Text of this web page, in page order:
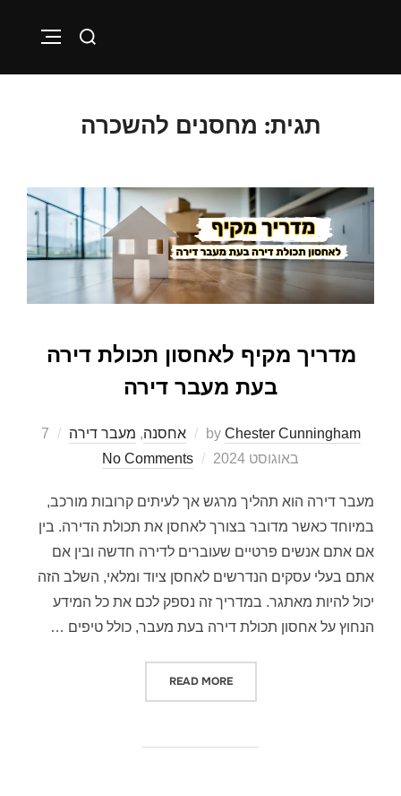
Search
תגית: מחסנים להשכרה
מדריך מקיף לאחסון תכולת דירה
בעת מעבר דירה
by Chester Cunningham אחסנה, מעבר דירה
Posted
7
באוגוסט 2024
No Comments
מעבר דירה הוא תהליך מרגש אך לעיתים קרובות מורכב,
במיוחד כאשר מדובר בצורך לאחסן את תכולת הדירה. בין
אם אתם אנשים פרטיים שעוברים לדירה חדשה ובין אם
אתם בעלי עסקים הנדרשים לאחסן ציוד ומלאי, השלב הזה
יכול להיות מאתגר. במדריך זה נספק לכם את כל המידע
הנחוץ על אחסון תכולת דירה בעת מעבר, כולל טיפים …
READ MORE